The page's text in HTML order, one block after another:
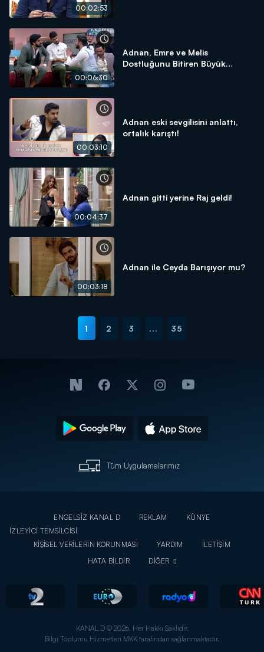
00:02:53
00:06:30
Adnan, Emre ve Melis
Dostluğunu Bitiren Büyük
00:03:10
Adnan eski sevgilisini anlattı,
ortalık karıştı!
00:04:37
Adnan gitti yerine Raj geldi!
00:03:18
Adnan ile Ceyda Barışıyor mu?
1 2 3 ... 35
Tüm Uygulamalarımız
ENGELSİZ KANAL D REKLAM
KÜNYE
İZLEYİCİ TEMSİLCİSİ
KİŞİSEL VERİLERİN KORUNMASI
YARDIM
İLETİŞİM
HATA BİLDİR
DİĞER
KANAL D © 2026. Her Hakkı Saklıdır.
Bilgi Toplumu Hizmetleri MKK tarafından sağlanmaktadır.